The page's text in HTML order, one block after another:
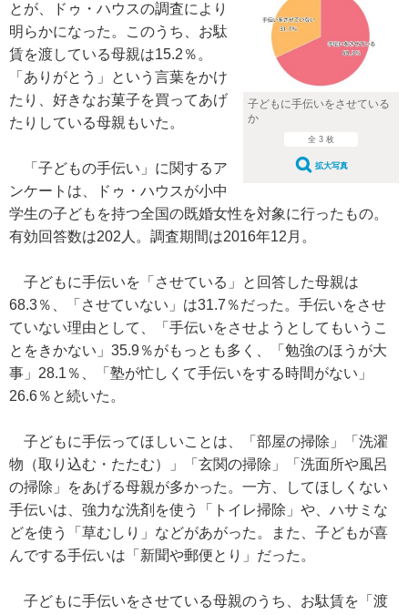
子どもに手伝いをさせている
か
全 3 枚
拡大写真
とが、ドゥ・ハウスの調査により
明らかになった。このうち、お駄
賃を渡している母親は15.2％。
「ありがとう」という言葉をかけ
たり、好きなお菓子を買ってあげ
たりしている母親もいた。
「子どもの手伝い」に関するア
ンケートは、ドゥ・ハウスが小中
学生の子どもを持つ全国の既婚女性を対象に行ったもの。
有効回答数は202人。調査期間は2016年12月。
子どもに手伝いを「させている」と回答した母親は
68.3％、「させていない」は31.7％だった。手伝いをさせ
ていない理由として、「手伝いをさせようとしてもいうこ
とをきかない」35.9％がもっとも多く、「勉強のほうが大
事」28.1％、「塾が忙しくて手伝いをする時間がない」
26.6％と続いた。
子どもに手伝ってほしいことは、「部屋の掃除」「洗濯
物（取り込む・たたむ）」「玄関の掃除」「洗面所や風呂
の掃除」をあげる母親が多かった。一方、してほしくない
手伝いは、強力な洗剤を使う「トイレ掃除」や、ハサミな
どを使う「草むしり」などがあがった。また、子どもが喜
んでする手伝いは「新聞や郵便とり」だった。
子どもに手伝いをさせている母親のうち、お駄賃を「渡